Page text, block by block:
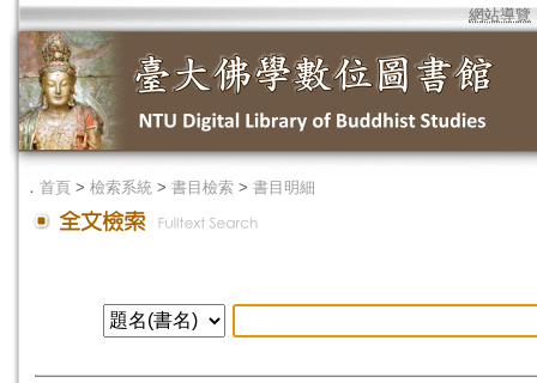
網站導覽
． 首頁 > 檢索系統 > 書目檢索 > 書目明細